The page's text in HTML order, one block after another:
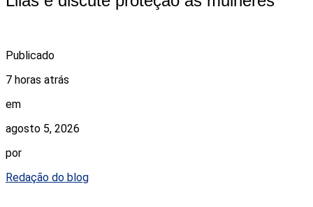
Publicado
7 horas atrás
em
agosto 5, 2026
por
Redação do blog